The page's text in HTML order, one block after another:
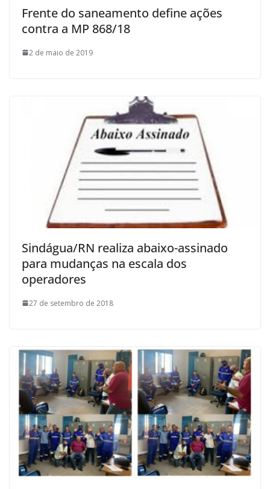
Frente do saneamento define ações
contra a MP 868/18
2 de maio de 2019
Sindágua/RN realiza abaixo-assinado
para mudanças na escala dos
operadores
27 de setembro de 2018